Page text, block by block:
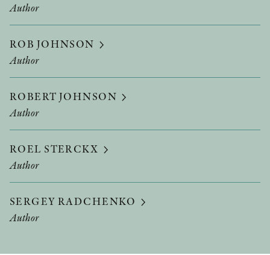
Author
ROB JOHNSON
Author
ROBERT JOHNSON
Author
ROEL STERCKX
Author
SERGEY RADCHENKO
Author